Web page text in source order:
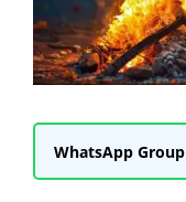
WhatsApp Group